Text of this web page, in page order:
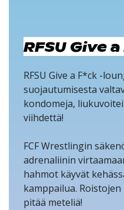
RFSU Give
RFSU Give a F*ck -
suojautumisesta
kondomeja,
viihdettä!
FCF Wrestlingin
adrenaliinin
hahmot käyvät
kamppailua.
pitää meteliä!